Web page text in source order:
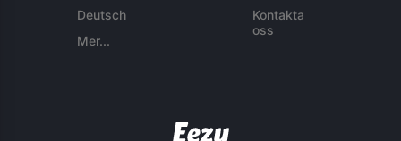
Deutsch
Mer...
Kontakta
oss